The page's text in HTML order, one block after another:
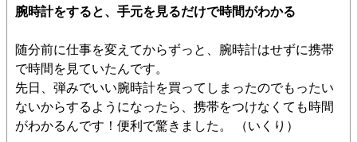
腕時計をすると、手元を見るだけで時間がわかる
随分前に仕事を変えてからずっと、腕時計はせずに携帯
で時間を見ていたんです。
先日、弾みでいい腕時計を買ってしまったのでもったい
ないからするようになったら、携帯をつけなくても時間
がわかるんです！便利で驚きました。 （いくり）